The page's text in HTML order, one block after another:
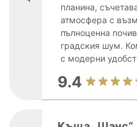
планина,
атмосфера с
пълноценна
градския шум.
с модерни
9.4